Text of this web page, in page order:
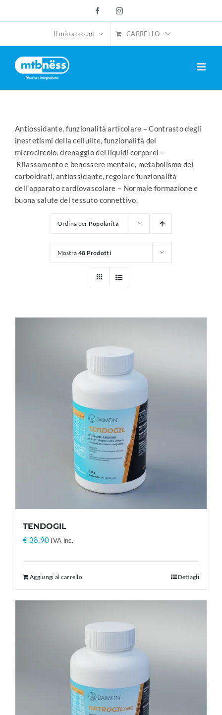
FacebookInstagram
Il mio account CARRELLO
Antiossidante, funzionalità articolare – Contrasto degli
inestetismi della cellulite, funzionalità del
microcircolo, drenaggio dei liquidi corporei –
Rilassamento e benessere mentale, metabolismo dei
carboidrati, antiossidante, regolare funzionalità
dell’apparato cardiovascolare – Normale formazione e
buona salute del tessuto connettivo.
Ordina per Popolarità
Mostra 48 Prodotti
TENDOGIL
€ 38,90 IVA inc.
Aggiungi al carrello Dettagli